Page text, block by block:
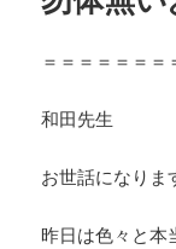
＝＝＝＝＝＝＝
和田先生
お世話になりま
昨日は色々と本